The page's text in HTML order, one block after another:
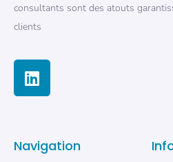
consultants sont des atouts
clients
Navigation